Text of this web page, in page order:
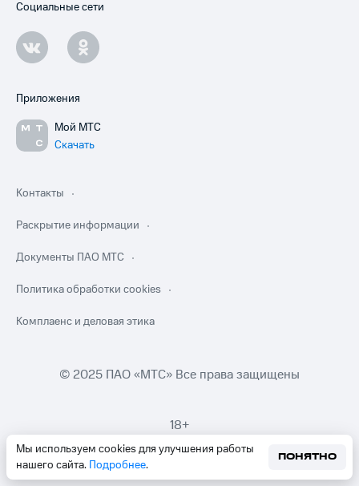
Мы используем cookies для улучшения работы
нашего сайта. Подробнее.
ПОНЯТНО
Социальные сети
Приложения
Мой МТС
Скачать
Контакты
Раскрытие информации
Документы ПАО МТС
Политика обработки cookies
Комплаенс и деловая этика
© 2025 ПАО «МТС» Все права защищены
18+